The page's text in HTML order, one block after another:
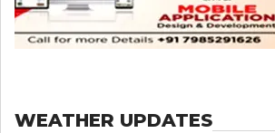
WEATHER UPDATES